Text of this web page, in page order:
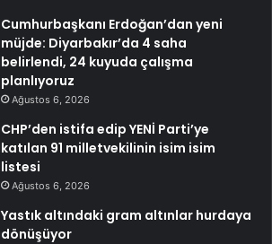
Cumhurbaşkanı Erdoğan’dan yeni
müjde: Diyarbakır’da 4 saha
belirlendi, 24 kuyuda çalışma
planlıyoruz
Ağustos 6, 2026
CHP’den istifa edip YENİ Parti’ye
katılan 91 milletvekilinin isim isim
listesi
Ağustos 6, 2026
Yastık altındaki gram altınlar hurdaya
dönüşüyor